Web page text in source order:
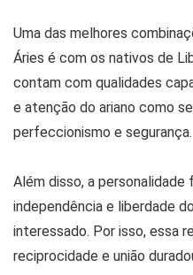
Uma das melhores
Áries é com os nativos de
contam com qualidades
e atenção do ariano como
perfeccionismo e segurança.
Além disso, a
independência e liberdade
interessado. Por isso, essa
reciprocidade e união